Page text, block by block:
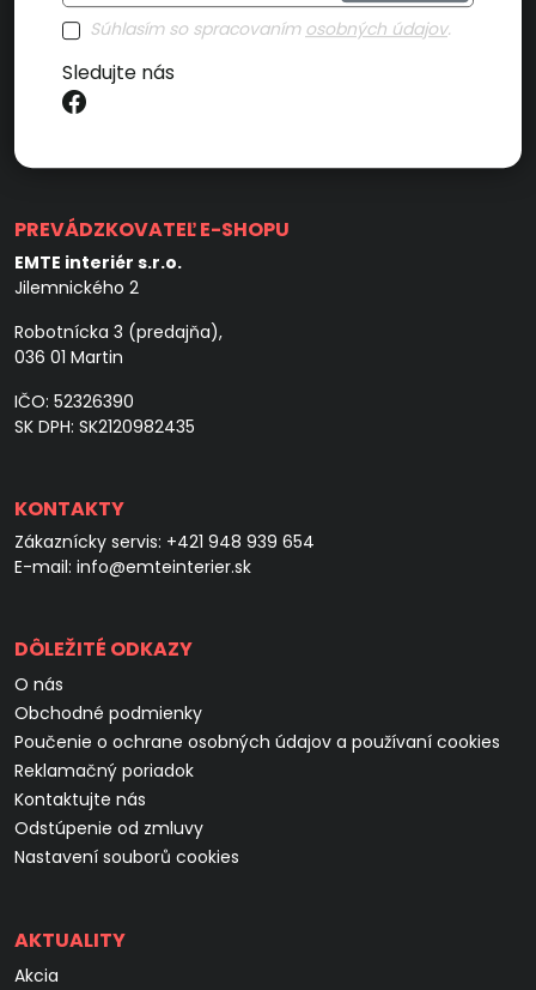
Súhlasím so spracovaním osobných údajov.
Sledujte nás
PREVÁDZKOVATEĽ E-SHOPU
EMTE interiér s.r.o.
Jilemnického 2
Robotnícka 3 (predajňa),
036 01 Martin
IČO: 52326390
SK DPH: SK2120982435
KONTAKTY
Zákaznícky servis: +421 948 939 654
E-mail: info@emteinterier.sk
DÔLEŽITÉ ODKAZY
O nás
Obchodné podmienky
Poučenie o ochrane osobných údajov a používaní cookies
Reklamačný poriadok
Kontaktujte nás
Odstúpenie od zmluvy
Nastavení souborů cookies
AKTUALITY
Akcia